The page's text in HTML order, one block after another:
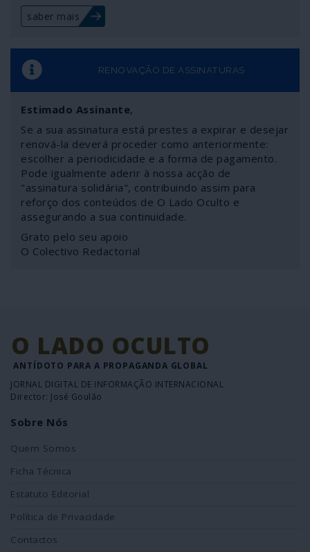
saber mais
RENOVAÇÃO DE ASSINATURAS
Estimado Assinante,
Se a sua assinatura está prestes a expirar e desejar
renová-la deverá proceder como anteriormente:
escolher a periodicidade e a forma de pagamento.
Pode igualmente aderir à nossa acção de
"assinatura solidária", contribuindo assim para
reforço dos conteúdos de O Lado Oculto e
assegurando a sua continuidade.
Grato pelo seu apoio
O Colectivo Redactorial
O LADO OCULTO
ANTÍDOTO PARA A PROPAGANDA GLOBAL
JORNAL DIGITAL DE INFORMAÇÃO INTERNACIONAL
Director: José Goulão
Sobre Nós
Quem Somos
Ficha Técnica
Estatuto Editorial
Política de Privacidade
Contactos